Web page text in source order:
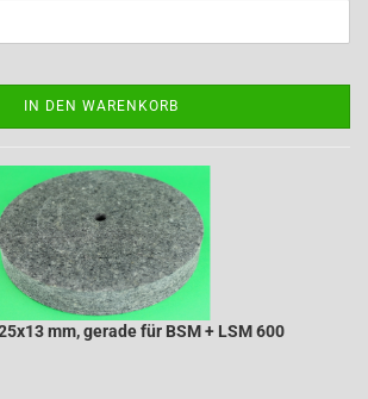
IN DEN WARENKORB
mm, gerade für BSM + LSM 600